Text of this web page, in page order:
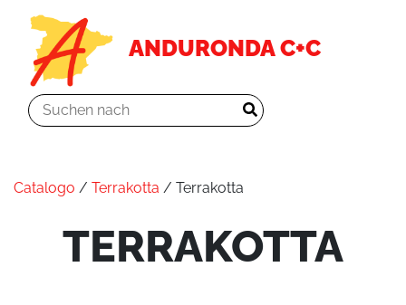
ANDURONDA C+C
Catalogo / Terrakotta / Terrakotta
TERRAKOTTA